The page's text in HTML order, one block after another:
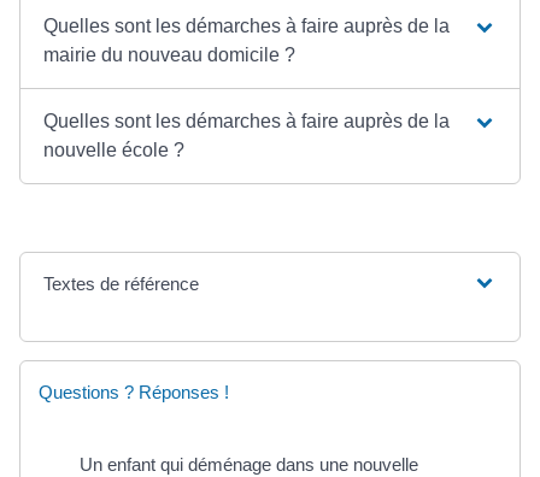
Quelles sont les démarches à faire auprès de la
mairie du nouveau domicile ?
Quelles sont les démarches à faire auprès de la
nouvelle école ?
Textes de référence
Questions ? Réponses !
Un enfant qui déménage dans une nouvelle